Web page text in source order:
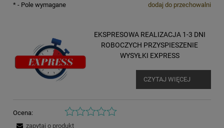
dodaj do przechowalni
* - Pole wymagane
EKSPRESOWA REALIZACJA 1-3 DNI
ROBOCZYCH PRZYSPIESZENIE
WYSYŁKI EXPRESS
CZYTAJ WIĘCEJ
Ocena:
zapytaj o produkt